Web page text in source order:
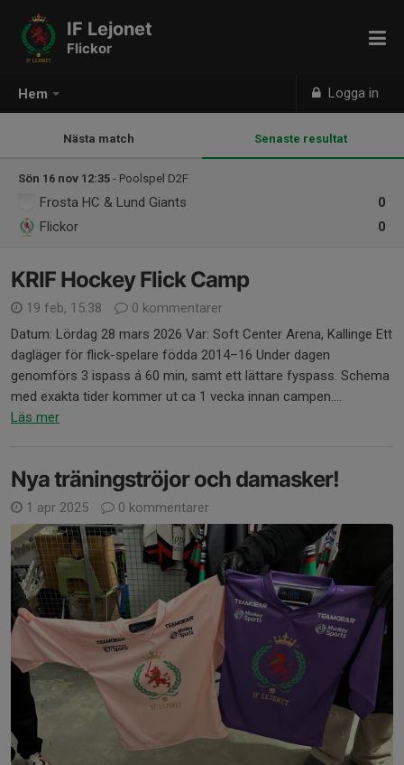
Hem Logga in
IF Lejonet
Flickor
Nästa match Senaste resultat
Sön 16 nov 12:35 - Poolspel D2F
0
Frosta HC & Lund Giants
0
Flickor
KRIF Hockey Flick Camp
19 feb, 15:38
0 kommentarer
Datum: Lördag 28 mars 2026 Var: Soft Center Arena, Kallinge Ett
dagläger för flick-spelare födda 2014–16 Under dagen
genomförs 3 ispass á 60 min, samt ett lättare fyspass. Schema
med exakta tider kommer ut ca 1 vecka innan campen....
Läs mer
Nya träningströjor och damasker!
1 apr 2025 0 kommentarer